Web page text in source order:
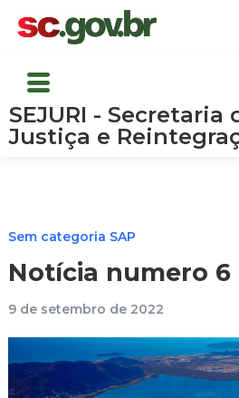
SEJURI - Secretaria
Justiça e
Sem categoria SAP
Notícia numero 6
9 de setembro de 2022